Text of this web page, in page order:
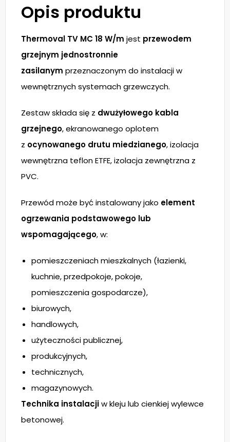
Opis produktu
Thermoval TV MC 18 W/m jest przewodem
grzejnym jednostronnie
zasilanym przeznaczonym do instalacji w
wewnętrznych systemach grzewczych.
Zestaw składa się z dwużyłowego kabla
grzejnego, ekranowanego oplotem
z ocynowanego drutu miedzianego, izolacja
wewnętrzna teflon ETFE, izolacja zewnętrzna z
PVC.
Przewód może być instalowany jako element
ogrzewania podstawowego lub
wspomagającego, w:
pomieszczeniach mieszkalnych (łazienki,
kuchnie, przedpokoje, pokoje,
pomieszczenia gospodarcze),
biurowych,
handlowych,
użyteczności publicznej,
produkcyjnych,
technicznych,
magazynowych.
Technika instalacjiw kleju lub cienkiej wylewce
betonowej.